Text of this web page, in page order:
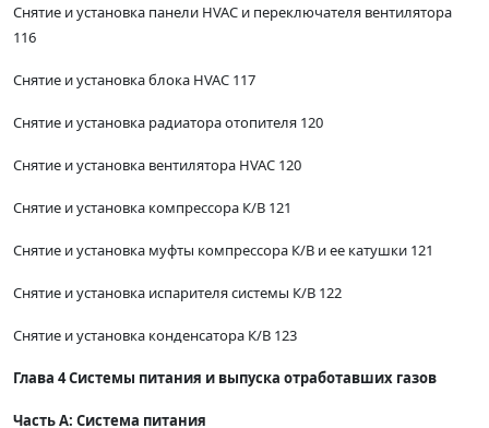
Снятие и установка панели HVAC и переключателя вентилятора
116
Снятие и установка блока HVAC 117
Снятие и установка радиатора отопителя 120
Снятие и установка вентилятора HVAC 120
Снятие и установка компрессора К/В 121
Снятие и установка муфты компрессора К/В и ее катушки 121
Снятие и установка испарителя системы К/В 122
Снятие и установка конденсатора К/В 123
Глава 4 Системы питания и выпуска отработавших газов
Часть А: Система питания